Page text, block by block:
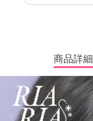
商品詳細